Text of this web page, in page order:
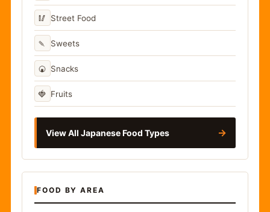
🥢 Street Food
🍡 Sweets
🍘 Snacks
🍓 Fruits
View All Japanese Food Types →
FOOD BY AREA